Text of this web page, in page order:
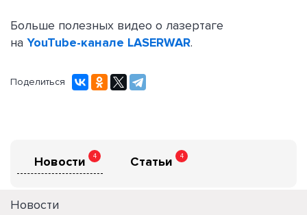
Больше полезных видео о лазертаге
на YouTube-канале LASERWAR.
Поделиться
Новости 4 Статьи 4
Новости